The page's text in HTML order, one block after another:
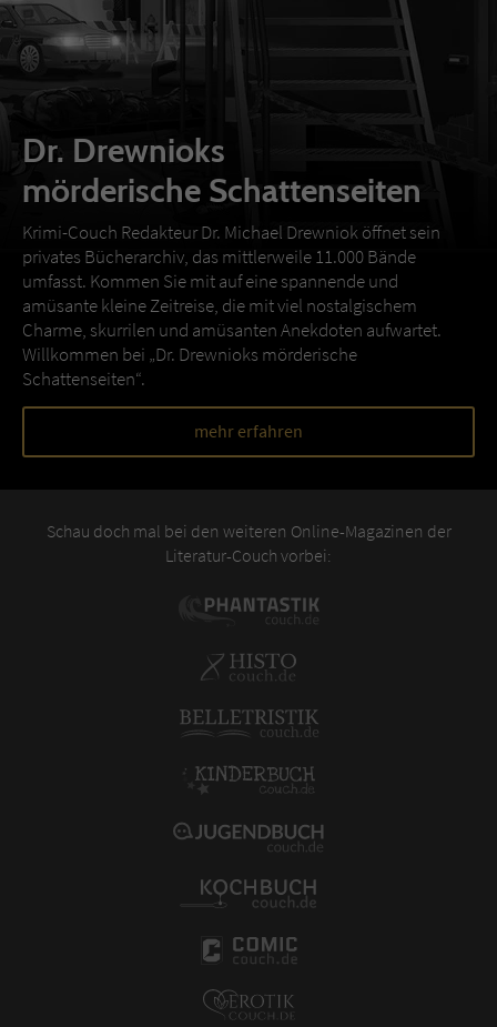
Dr. Drewnioks
mörderische Schattenseiten
Krimi-Couch Redakteur Dr. Michael Drewniok öffnet sein
privates Bücherarchiv, das mittlerweile 11.000 Bände
umfasst. Kommen Sie mit auf eine spannende und
amüsante kleine Zeitreise, die mit viel nostalgischem
Charme, skurrilen und amüsanten Anekdoten aufwartet.
Willkommen bei „Dr. Drewnioks mörderische
Schattenseiten“.
mehr erfahren
Schau doch mal bei den weiteren Online-Magazinen der
Literatur-Couch vorbei: